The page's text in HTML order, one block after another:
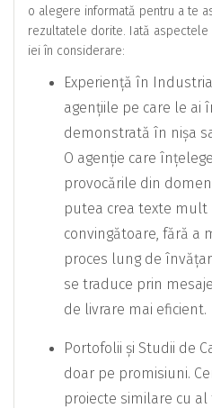
o alegere informată pentru a te
rezultatele dorite. Iată
iei în considerare:
Experiență în
agențiile pe care le ai
demonstrată în nișa
O agenție care
provocările din
putea crea texte mult
convingătoare, fără a
proces lung de
se traduce prin
de livrare mai eficient.
Portofolii și Studii de
doar pe promisiuni.
proiecte similare cu al